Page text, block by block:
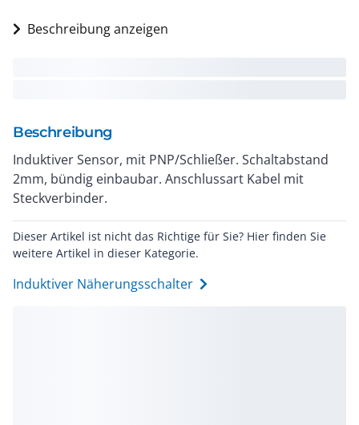
Beschreibung anzeigen
Beschreibung
Induktiver Sensor, mit PNP/Schließer. Schaltabstand
2mm, bündig einbaubar. Anschlussart Kabel mit
Steckverbinder.
Dieser Artikel ist nicht das Richtige für Sie? Hier finden Sie
weitere Artikel in dieser Kategorie.
Induktiver Näherungsschalter